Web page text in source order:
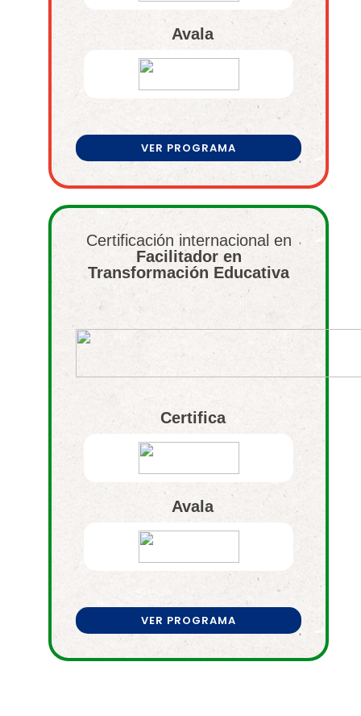
Avala
VER PROGRAMA
Certificación internacional en
Facilitador en
Transformación Educativa
Certifica
Avala
VER PROGRAMA